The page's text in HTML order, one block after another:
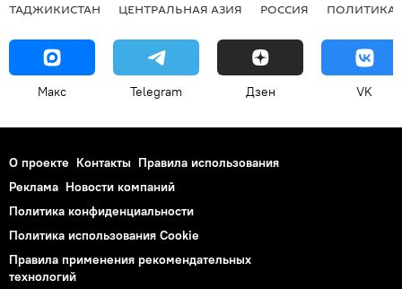
ТАДЖИКИСТАН ЦЕНТРАЛЬНАЯ АЗИЯ РОССИЯ ПОЛИТИКА
Макс Telegram Дзен VK
О проекте Контакты Правила использования
Реклама Новости компаний
Политика конфиденциальности
Политика использования Cookie
Правила применения рекомендательных
технологий